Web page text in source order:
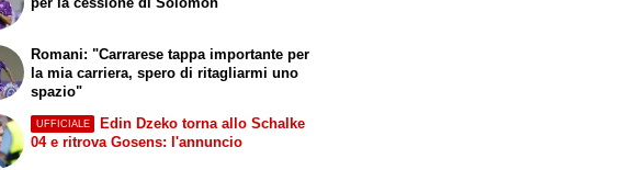
Romani: "Carrarese tappa importante per
la mia carriera, spero di ritagliarmi uno
spazio"
UFFICIALE
Edin Dzeko torna allo Schalke
04 e ritrova Gosens: l'annuncio